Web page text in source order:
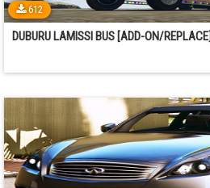
612
DUBURU LAMISSI BUS [ADD-ON/REPLACE]